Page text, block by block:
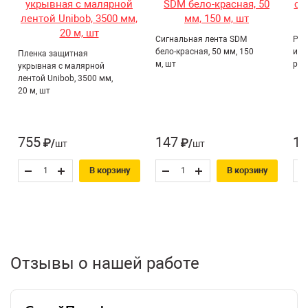
учетом анатомических особенностей ладони, что
снижает нагрузку на кисть и обеспечивает комфорт при
длительном использовании.
Назначение*: Для газобетона
Столярно-слесарный
инструмент
Пленка защитная
укрывная с малярной
лентой Unibob, 3500 мм,
20 м, шт
755 ₽/шт
В корзину
Сигнальная лента SDM
бело-красная, 50 мм, 150
м, шт
147 ₽/шт
В корзину
Отзывы о нашей работе